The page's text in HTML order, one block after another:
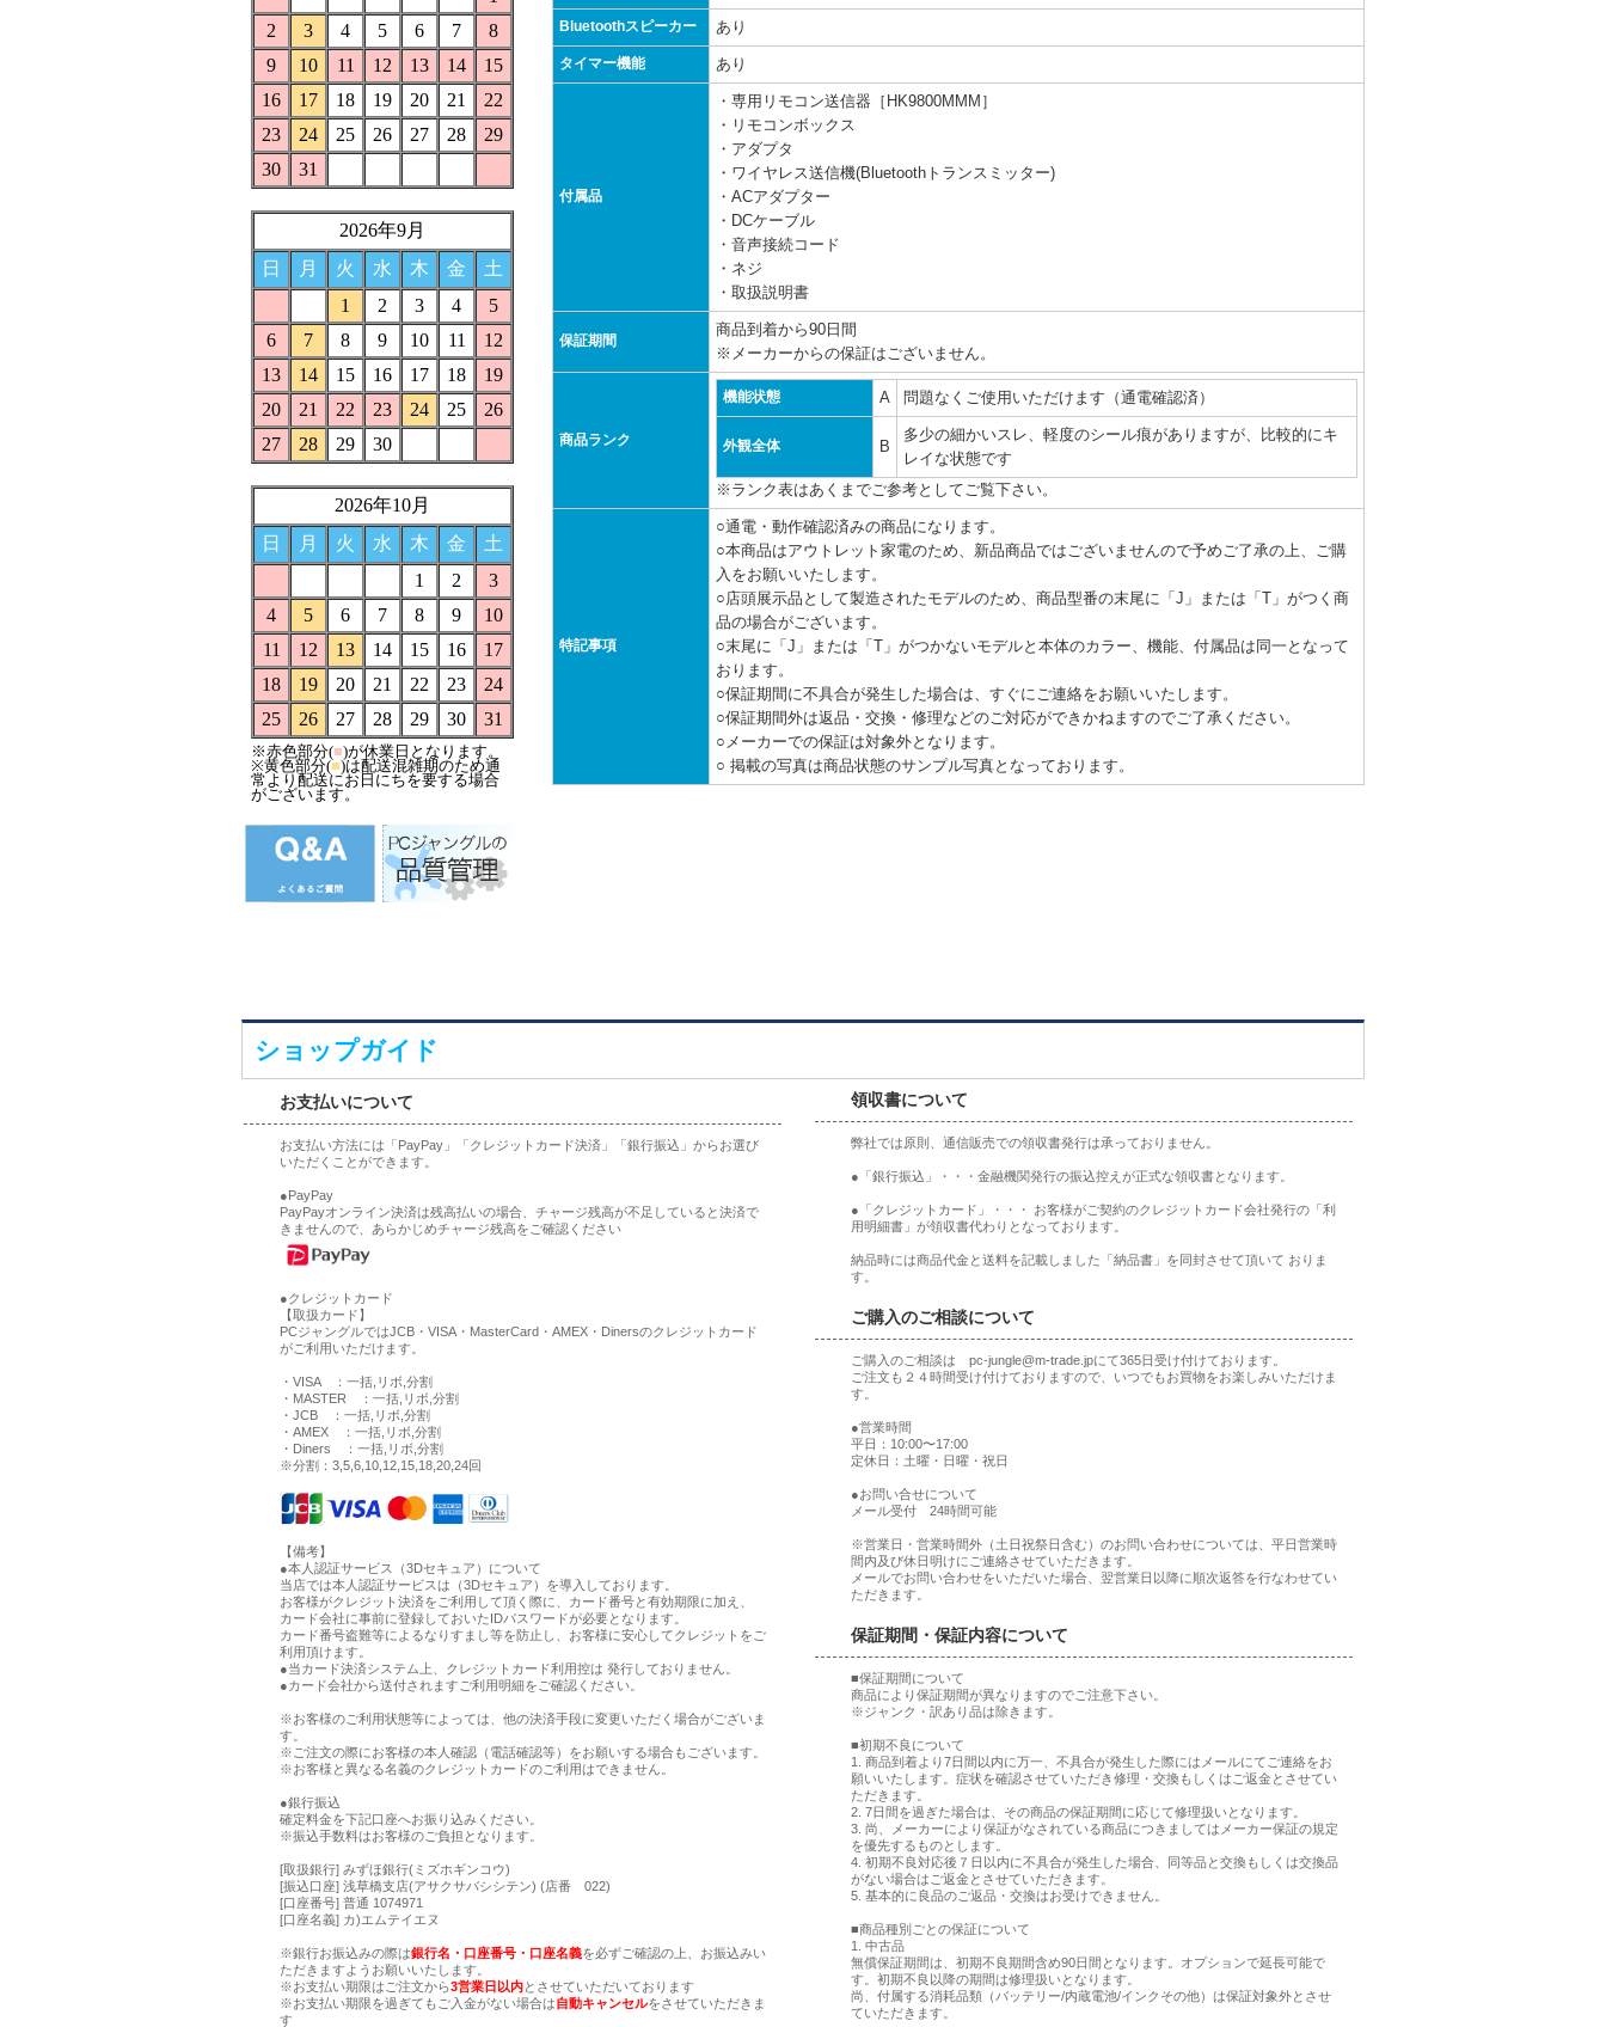
Bluetoothスピーカー あり
タイマー機能 あり
付属品
・専用リモコン送信器［HK9800MMM］
・リモコンボックス
・アダプタ
・ワイヤレス送信機(Bluetoothトランスミッター)
・ACアダプター
・DCケーブル
・音声接続コード
・ネジ
・取扱説明書
保証期間
商品到着から90日間
※メーカーからの保証はございません。
商品ランク
機能状態 A 問題なくご使用いただけます（通電確認済）
外観全体 B
多少の細かいスレ、軽度のシール痕がありますが、比較的にキ
レイな状態です
※ランク表はあくまでご参考としてご覧下さい。
特記事項
○通電・動作確認済みの商品になります。
○本商品はアウトレット家電のため、新品商品ではございませんので予めご了承の上、ご購
入をお願いいたします。
○店頭展示品として製造されたモデルのため、商品型番の末尾に「J」または「T」がつく商
品の場合がございます。
○末尾に「J」または「T」がつかないモデルと本体のカラー、機能、付属品は同一となって
おります。
○保証期間に不具合が発生した場合は、すぐにご連絡をお願いいたします。
○保証期間外は返品・交換・修理などのご対応ができかねますのでご了承ください。
○メーカーでの保証は対象外となります。
○ 掲載の写真は商品状態のサンプル写真となっております。
ショップガイド
お支払いについて
お支払い方法には「PayPay」「クレジットカード決済」「銀行振込」からお選び
いただくことができます。
●PayPay
PayPayオンライン決済は残高払いの場合、チャージ残高が不足していると決済で
きませんので、あらかじめチャージ残高をご確認ください
●クレジットカード
【取扱カード】
PCジャングルではJCB・VISA・MasterCard・AMEX・Dinersのクレジットカード
がご利用いただけます。
・VISA ：一括,リボ,分割
・MASTER ：一括,リボ,分割
・JCB ：一括,リボ,分割
・AMEX ：一括,リボ,分割
・Diners ：一括,リボ,分割
※分割：3,5,6,10,12,15,18,20,24回
【備考】
●本人認証サービス（3Dセキュア）について
当店では本人認証サービスは（3Dセキュア）を導入しております。
お客様がクレジット決済をご利用して頂く際に、カード番号と有効期限に加え、
カード会社に事前に登録しておいたIDパスワードが必要となります。
カード番号盗難等によるなりすまし等を防止し、お客様に安心してクレジットをご
利用頂けます。
●当カード決済システム上、クレジットカード利用控は 発行しておりません。
●カード会社から送付されますご利用明細をご確認ください。
※お客様のご利用状態等によっては、他の決済手段に変更いただく場合がございま
す。
※ご注文の際にお客様の本人確認（電話確認等）をお願いする場合もございます。
※お客様と異なる名義のクレジットカードのご利用はできません。
●銀行振込
確定料金を下記口座へお振り込みください。
※振込手数料はお客様のご負担となります。
[取扱銀行] みずほ銀行(ミズホギンコウ)
[振込口座] 浅草橋支店(アサクサバシシテン) (店番 022)
[口座番号] 普通 1074971
[口座名義] カ)エムテイエヌ
※銀行お振込みの際は銀行名・口座番号・口座名義を必ずご確認の上、お振込みい
ただきますようお願いいたします。
※お支払い期限はご注文から3営業日以内とさせていただいております
※お支払い期限を過ぎてもご入金がない場合は自動キャンセルをさせていただきま
す
領収書について
弊社では原則、通信販売での領収書発行は承っておりません。
●「銀行振込」・・・金融機関発行の振込控えが正式な領収書となります。
●「クレジットカード」・・・ お客様がご契約のクレジットカード会社発行の「利
用明細書」が領収書代わりとなっております。
納品時には商品代金と送料を記載しました「納品書」を同封させて頂いて おりま
す。
ご購入のご相談について
ご購入のご相談は pc-jungle@m-trade.jpにて365日受け付けております。
ご注文も２４時間受け付けておりますので、いつでもお買物をお楽しみいただけま
す。
●営業時間
平日：10:00〜17:00
定休日：土曜・日曜・祝日
●お問い合せについて
メール受付 24時間可能
※営業日・営業時間外（土日祝祭日含む）のお問い合わせについては、平日営業時
間内及び休日明けにご連絡させていただきます。
メールでお問い合わせをいただいた場合、翌営業日以降に順次返答を行なわせてい
ただきます。
保証期間・保証内容について
■保証期間について
商品により保証期間が異なりますのでご注意下さい。
※ジャンク・訳あり品は除きます。
■初期不良について
1. 商品到着より7日間以内に万一、不具合が発生した際にはメールにてご連絡をお
願いいたします。症状を確認させていただき修理・交換もしくはご返金とさせてい
ただきます。
2. 7日間を過ぎた場合は、その商品の保証期間に応じて修理扱いとなります。
3. 尚、メーカーにより保証がなされている商品につきましてはメーカー保証の規定
を優先するものとします。
4. 初期不良対応後７日以内に不具合が発生した場合、同等品と交換もしくは交換品
がない場合はご返金とさせていただきます。
5. 基本的に良品のご返品・交換はお受けできません。
■商品種別ごとの保証について
1. 中古品
無償保証期間は、初期不良期間含め90日間となります。オプションで延長可能で
す。初期不良以降の期間は修理扱いとなります。
尚、付属する消耗品類（バッテリー/内蔵電池/インクその他）は保証対象外とさせ
ていただきます。